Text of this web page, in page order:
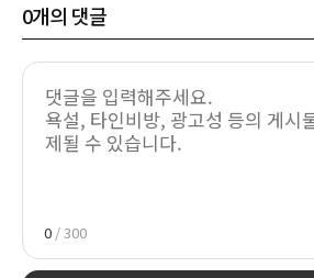
0개의 댓글
0 / 300